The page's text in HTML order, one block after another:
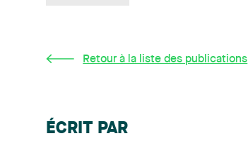
Retour à la liste des publications
ÉCRIT PAR